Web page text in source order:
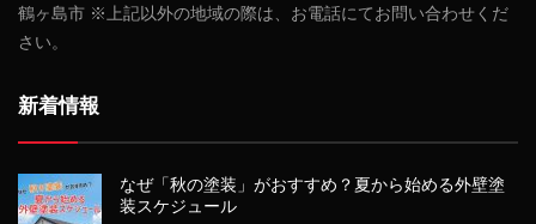
鶴ヶ島市 ※上記以外の地域の際は、お電話にてお問い合わせくだ
さい。
新着情報
なぜ「秋の塗装」がおすすめ？夏から始める外壁塗
装スケジュール